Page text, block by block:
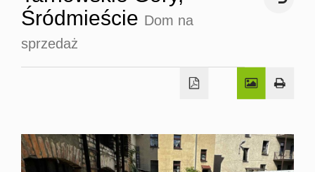
Śródmieście Dom na
sprzedaż